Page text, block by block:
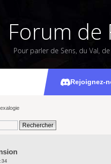
Forum de
Pour parler de Sens, du Val,
Rejoignez-
Sens